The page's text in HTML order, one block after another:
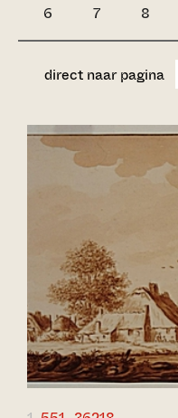
6 7 8
direct naar pagina